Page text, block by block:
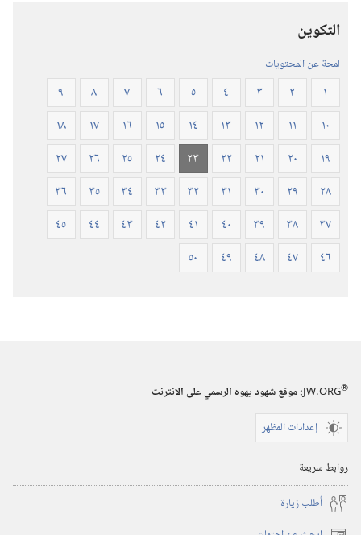
٢٠١٩)‏
التكوين
لمحة عن المحتويات
١ ٢ ٣ ٤ ٥ ٦ ٧ ٨
٩
١٠
١١ ١٢ ١٣ ١٤ ١٥ ١٦ ١٧
١٨
١٩
٢٠ ٢١ ٢٢ ٢٣ ٢٤ ٢٥ ٢٦
٢٧
٢٨
٢٩ ٣٠ ٣١ ٣٢ ٣٣ ٣٤ ٣٥
٣٦
٣٧
٣٨ ٣٩ ٤٠ ٤١ ٤٢ ٤٣ ٤٤
٤٥
٤٦
٤٧ ٤٨ ٤٩ ٥٠
JW.ORG®
:‏ موقع شهود يهوه الرسمي على الانترنت
إعدادات المظهر
روابط سريعة
أُطلب زيارة